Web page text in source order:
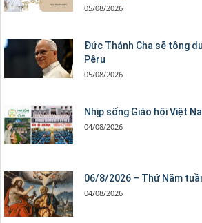
05/08/2026
Đức Thánh Cha sẽ tông
Pêru
05/08/2026
Nhịp sống Giáo hội Việt
04/08/2026
06/8/2026 – Thứ Năm
04/08/2026